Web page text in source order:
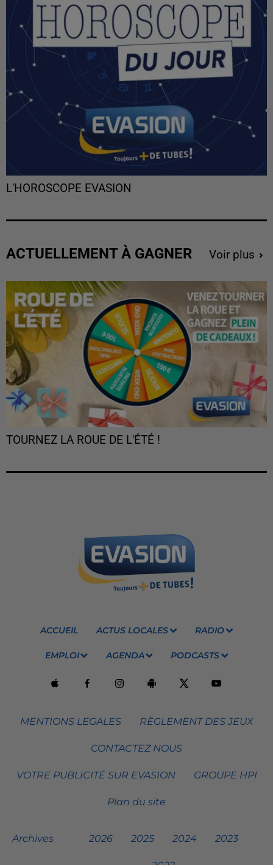
L'HOROSCOPE EVASION
ACTUELLEMENT À GAGNER Voir plus
TOURNEZ LA ROUE DE L'ÉTÉ !
ACCUEIL ACTUS LOCALES RADIO
EMPLOI AGENDA PODCASTS
MENTIONS LEGALES RÈGLEMENT DES JEUX
CONTACTEZ NOUS
VOTRE PUBLICITÉ SUR EVASION GROUPE HPI
Plan du site
Archives 2026 2025 2024 2023